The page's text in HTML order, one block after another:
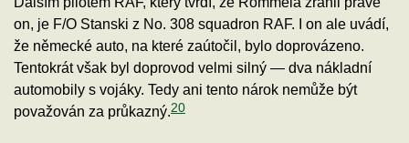
on, je F/O Stanski z No. 308 squadron RAF. I on ale uvádí,
že německé auto, na které zaútočil, bylo doprovázeno.
Tentokrát však byl doprovod velmi silný — dva nákladní
automobily s vojáky. Tedy ani tento nárok nemůže být
považován za průkazný.20